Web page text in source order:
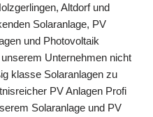
Altdorf und
Solaranlage, PV
und Photovoltaik
Unternehmen nicht
klasse Solaranlagen zu
PV Anlagen Profi
Solaranlage und PV